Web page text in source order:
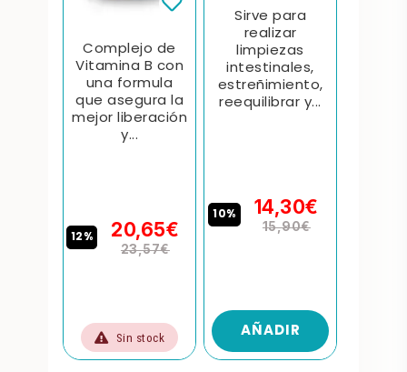
Complejo de
Vitamina B con
una formula
que asegura la
mejor liberación
y...
12% 20,65€
23,57€
Sin stock
Sirve para
realizar
limpiezas
intestinales,
estreñimiento,
reequilibrar y...
10% 14,30€
15,90€
AÑADIR